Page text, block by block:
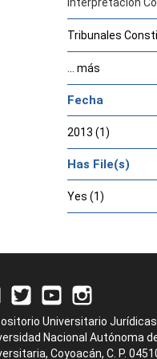
Tribunales
... más
Fecha
2013 (1)
Has File(s)
Yes (1)
Universitario Jurídicas
Nacional Autónoma
Coyoacán, C. P.